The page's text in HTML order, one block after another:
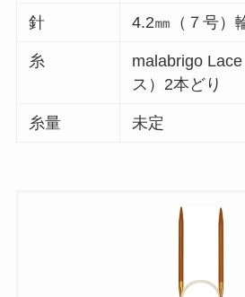
針 4.2㎜（７号
糸
malabrigo
ス）2本どり
糸量 未定